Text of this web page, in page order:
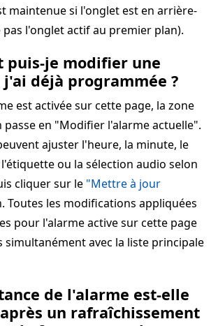
maintenue si l'onglet est en arrière-
pas l'onglet actif au premier plan).
puis-je modifier une
déjà programmée ?
est activée sur cette page, la zone
en "Modifier l'alarme actuelle".
ajuster l'heure, la minute, le
ou la sélection audio selon
cliquer sur le "Mettre à jour
Toutes les modifications appliquées
pour l'alarme active sur cette page
simultanément avec la liste principale
de l'alarme est-elle
un rafraîchissement